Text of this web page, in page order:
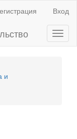
Вход
и